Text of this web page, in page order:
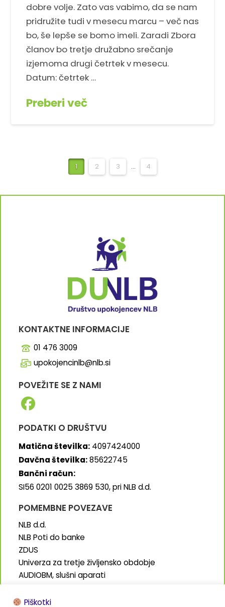
dobre volje. Zato vas vabimo, da se nam
pridružite tudi v mesecu marcu – več nas
bo, še lepše se bomo imeli. Zaradi Zbora
članov bo tretje družabno srečanje
izjemoma drugi četrtek v mesecu.
Datum: četrtek …
Preberi več
1 2 3 ... 4
KONTAKTNE INFORMACIJE
01 476 3009
upokojencinlb@nlb.si
POVEŽITE SE Z NAMI
PODATKI O DRUŠTVU
Matična številka:4097424000
Davčna številka:85622745
Bančni račun:
SI56 0201 0025 3869 530, pri NLB d.d.
POMEMBNE POVEZAVE
NLB d.d.
NLB Poti do banke
ZDUS
Univerza za tretje življensko obdobje
AUDIOBM, slušni aparati
Piškotki